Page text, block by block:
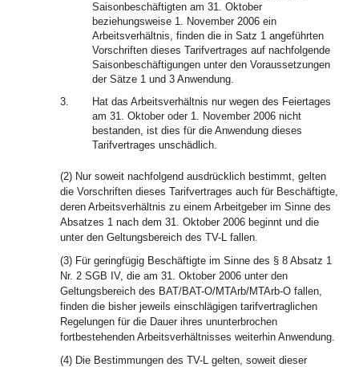
Saisonbeschäftigten am 31. Oktober
beziehungsweise 1. November 2006 ein
Arbeitsverhältnis, finden die in Satz 1 angeführten
Vorschriften dieses Tarifvertrages auf nachfolgende
Saisonbeschäftigungen unter den Voraussetzungen
der Sätze 1 und 3 Anwendung.
3.
Hat das Arbeitsverhältnis nur wegen des Feiertages
am 31. Oktober oder 1. November 2006 nicht
bestanden, ist dies für die Anwendung dieses
Tarifvertrages unschädlich.
(2) Nur soweit nachfolgend ausdrücklich bestimmt, gelten
die Vorschriften dieses Tarifvertrages auch für Beschäftigte,
deren Arbeitsverhältnis zu einem Arbeitgeber im Sinne des
Absatzes 1 nach dem 31. Oktober 2006 beginnt und die
unter den Geltungsbereich des TV-L fallen.
(3) Für geringfügig Beschäftigte im Sinne des § 8 Absatz 1
Nr. 2 SGB IV, die am 31. Oktober 2006 unter den
Geltungsbereich des BAT/BAT-O/MTArb/MTArb-O fallen,
finden die bisher jeweils einschlägigen tarifvertraglichen
Regelungen für die Dauer ihres ununterbrochen
fortbestehenden Arbeitsverhältnisses weiterhin Anwendung.
(4) Die Bestimmungen des TV-L gelten, soweit dieser